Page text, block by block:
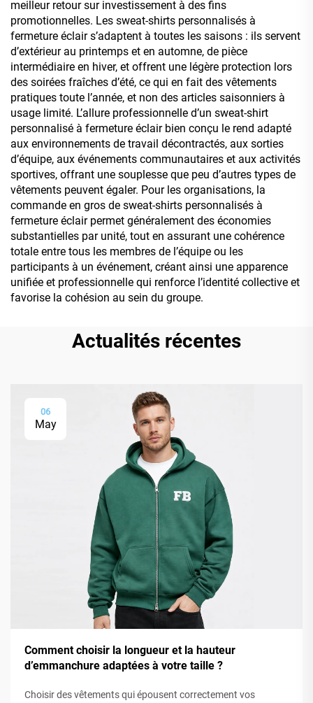
meilleur retour sur investissement à des fins
promotionnelles. Les sweat-shirts personnalisés à
fermeture éclair s’adaptent à toutes les saisons : ils servent
d’extérieur au printemps et en automne, de pièce
intermédiaire en hiver, et offrent une légère protection lors
des soirées fraîches d’été, ce qui en fait des vêtements
pratiques toute l’année, et non des articles saisonniers à
usage limité. L’allure professionnelle d’un sweat-shirt
personnalisé à fermeture éclair bien conçu le rend adapté
aux environnements de travail décontractés, aux sorties
d’équipe, aux événements communautaires et aux activités
sportives, offrant une souplesse que peu d’autres types de
vêtements peuvent égaler. Pour les organisations, la
commande en gros de sweat-shirts personnalisés à
fermeture éclair permet généralement des économies
substantielles par unité, tout en assurant une cohérence
totale entre tous les membres de l’équipe ou les
participants à un événement, créant ainsi une apparence
unifiée et professionnelle qui renforce l’identité collective et
favorise la cohésion au sein du groupe.
Actualités récentes
06
May
Comment choisir la longueur et la hauteur
d’emmanchure adaptées à votre taille ?
Choisir des vêtements qui épousent correctement vos